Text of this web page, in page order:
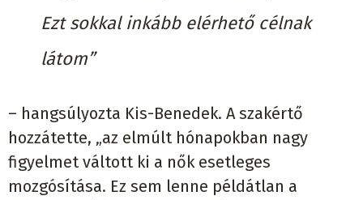
Ezt sokkal inkább elérhető célnak
látom”
– hangsúlyozta Kis-Benedek. A szakértő
hozzátette, „az elmúlt hónapokban nagy
figyelmet váltott ki a nők esetleges
mozgósítása. Ez sem lenne példátlan a